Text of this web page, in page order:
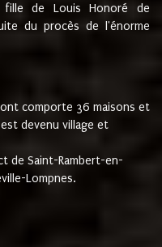
de Louis Honoré de
du procès de l'énorme
comporte 36 maisons et
devenu village et
de Saint-Rambert-en-
Lompnes.